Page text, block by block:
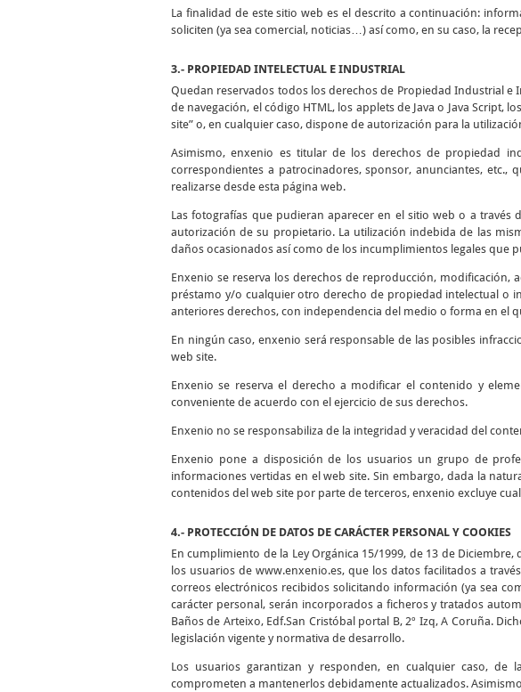
La finalidad de este sitio web es el descrito a continuación:
soliciten (ya sea comercial, noticias…) así como, en su caso, la
3.- PROPIEDAD INTELECTUAL E INDUSTRIAL
Quedan reservados todos los derechos de Propiedad Industrial
de navegación, el código HTML, los applets de Java o Java
site” o, en cualquier caso, dispone de autorización para la
Asimismo, enxenio es titular de los derechos de propiedad
correspondientes a patrocinadores, sponsor, anunciantes,
realizarse desde esta página web.
Las fotografías que pudieran aparecer en el sitio web o a
autorización de su propietario. La utilización indebida de las
daños ocasionados así como de los incumplimientos legales que
Enxenio se reserva los derechos de reproducción,
préstamo y/o cualquier otro derecho de propiedad intelectual o
anteriores derechos, con independencia del medio o forma en el
En ningún caso, enxenio será responsable de las posibles
web site.
Enxenio se reserva el derecho a modificar el contenido y
conveniente de acuerdo con el ejercicio de sus derechos.
Enxenio no se responsabiliza de la integridad y veracidad del
Enxenio pone a disposición de los usuarios un grupo de
informaciones vertidas en el web site. Sin embargo, dada la
contenidos del web site por parte de terceros, enxenio excluye
4.- PROTECCIÓN DE DATOS DE CARÁCTER PERSONAL Y COOKIES
En cumplimiento de la Ley Orgánica 15/1999, de 13 de
los usuarios de www.enxenio.es, que los datos facilitados a
correos electrónicos recibidos solicitando información (ya sea
carácter personal, serán incorporados a ficheros y tratados
Baños de Arteixo, Edf.San Cristóbal portal B, 2º Izq, A Coruña.
legislación vigente y normativa de desarrollo.
Los usuarios garantizan y responden, en cualquier caso, de
comprometen a mantenerlos debidamente actualizados.